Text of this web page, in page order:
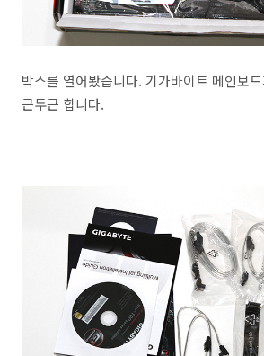
박스를 열어봤습니다. 기가바이트 메인보
근두근 합니다.